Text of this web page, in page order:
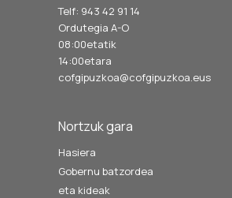
Telf: 943 42 91 14
Ordutegia A-O
08:00etatik
14:00etara
cofgipuzkoa@cofgipuzkoa.eus
Nortzuk gara
Hasiera
Gobernu batzordea
eta kideak